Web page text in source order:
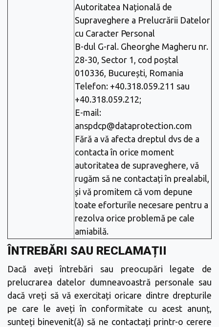
Autoritatea Națională de
Supraveghere a Prelucrării Datelor
cu Caracter Personal
B-dul G-ral. Gheorghe Magheru nr.
28-30, Sector 1, cod poștal
010336, București, Romania
Telefon: +40.318.059.211 sau
+40.318.059.212;
E-mail:
anspdcp@dataprotection.com
Fără a vă afecta dreptul dvs de a
contacta în orice moment
autoritatea de supraveghere, vă
rugăm să ne contactați în prealabil,
și vă promitem că vom depune
toate eforturile necesare pentru a
rezolva orice problemă pe cale
amiabilă.
ÎNTREBĂRI SAU RECLAMAȚII
Dacă aveți întrebări sau preocupări legate de
prelucrarea datelor dumneavoastră personale sau
dacă vreți să vă exercitați oricare dintre drepturile
pe care le aveți în conformitate cu acest anunț,
sunteți binevenit(ă) să ne contactați printr-o cerere